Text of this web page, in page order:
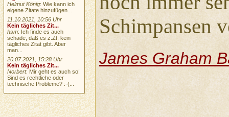
Schimpansen
James Graham
Helmut König: Wie kann ich
eigene Zitate hinzufügen...
11.10.2021, 10:56 Uhr
Kein tägliches Zit...
hsm: Ich finde es auch
schade, daß es z.Zt. kein
tägliches Zitat gibt. Aber
man...
20.07.2021, 15:28 Uhr
Kein tägliches Zit...
Norbert: Mir geht es auch so!
Sind es rechtliche oder
technische Probleme? :-(...